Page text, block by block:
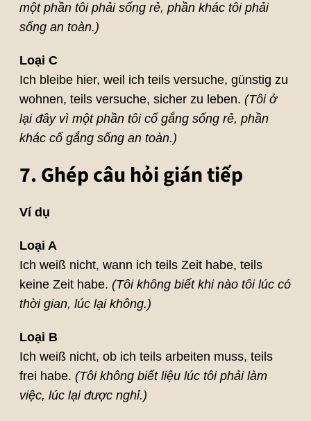
một phần tôi phải sống rẻ, phần khác tôi phải
sống an toàn.)
Loại C
Ich bleibe hier, weil ich teils versuche, günstig zu
wohnen, teils versuche, sicher zu leben. (Tôi ở
lại đây vì một phần tôi cố gắng sống rẻ, phần
khác cố gắng sống an toàn.)
7. Ghép câu hỏi gián tiếp
Ví dụ
Loại A
Ich weiß nicht, wann ich teils Zeit habe, teils
keine Zeit habe. (Tôi không biết khi nào tôi lúc có
thời gian, lúc lại không.)
Loại B
Ich weiß nicht, ob ich teils arbeiten muss, teils
frei habe. (Tôi không biết liệu lúc tôi phải làm
việc, lúc lại được nghỉ.)